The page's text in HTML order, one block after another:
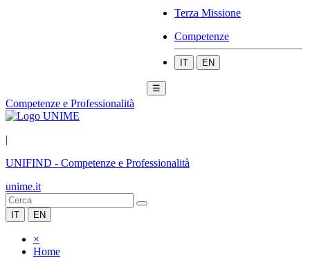
Terza Missione
Competenze
IT EN
☰
Competenze e Professionalità
|
UNIFIND - Competenze e Professionalità
unime.it
IT EN
×
Home